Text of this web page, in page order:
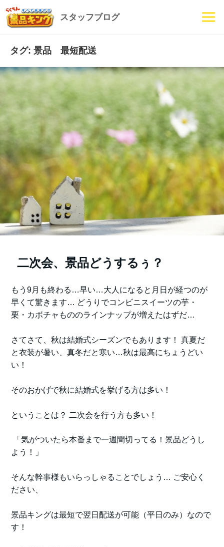
スタッフブログ
タグ: 景品 最短配送
二次会、景品どうするぅ？
もう9月も終わる…早い…大人になると月日が経つのが
早くて驚きます… どうりでコンビニスイーツの芋・
栗・カボチャもののラインナップが増えたはずだ…
さてさて、秋は結婚式シーズンでもあります！ 真夏だ
と衣装が暑い、真冬だと寒い…秋は最高にちょうどい
い！
そのおかげで秋に結婚式を挙げる方は多い！
ということは？ 二次会を行う方も多い！
「気がついたら本番まで一週間切ってる！景品どうし
よう！」
そんな幹事様もいらっしゃることでしょう… ご安心く
ださい、
景品キングは最短で翌日配送が可能（平日のみ）なので
す！